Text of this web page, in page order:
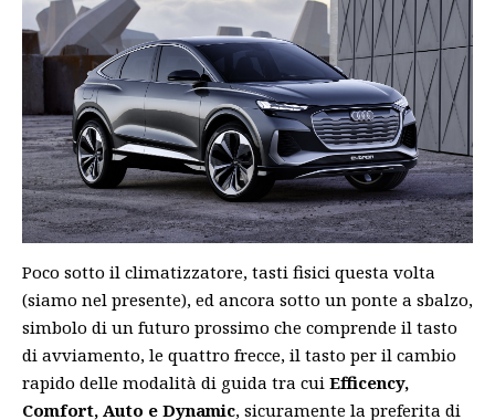
Poco sotto il climatizzatore, tasti fisici questa volta
(siamo nel presente), ed ancora sotto un ponte a sbalzo,
simbolo di un futuro prossimo che comprende il tasto
di avviamento, le quattro frecce, il tasto per il cambio
rapido delle modalità di guida tra cui Efficency,
Comfort, Auto e Dynamic, sicuramente la preferita di